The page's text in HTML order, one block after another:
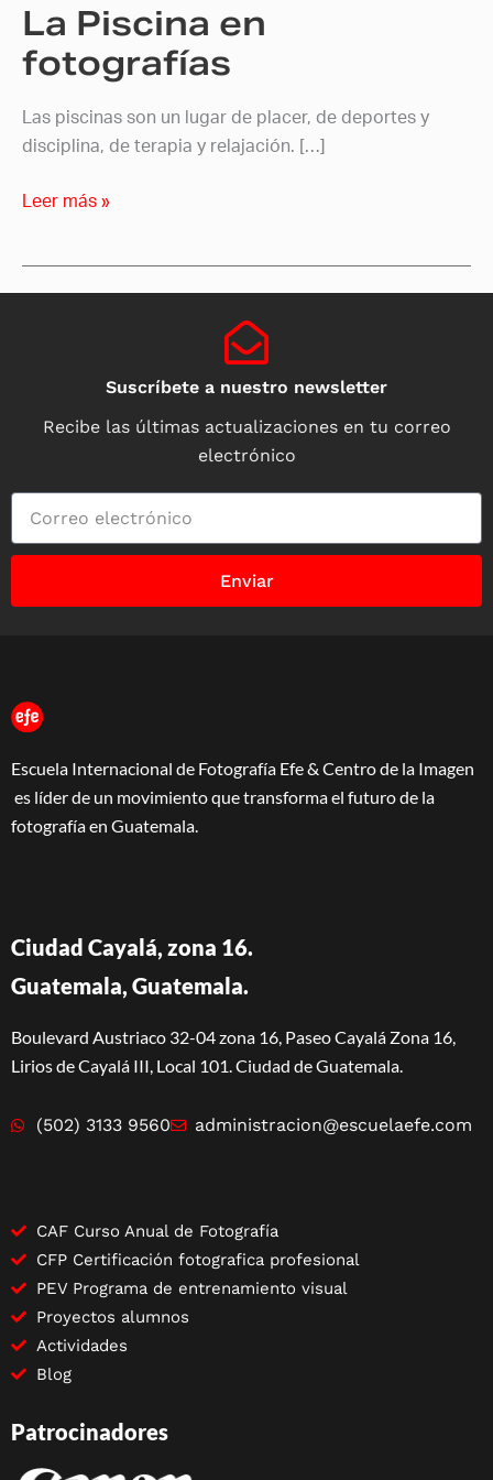
La Piscina en
fotografías
Las piscinas son un lugar de placer, de deportes y
disciplina, de terapia y relajación. […]
Leer más »
Suscríbete a nuestro newsletter
Recibe las últimas actualizaciones en tu correo
electrónico
Enviar
Escuela Internacional de Fotografía Efe & Centro de la Imagen
es líder de un movimiento que transforma el futuro de la
fotografía en Guatemala.
Ciudad Cayalá, zona 16.
Guatemala, Guatemala.
Boulevard Austriaco 32-04 zona 16, Paseo Cayalá Zona 16,
Lirios de Cayalá III, Local 101. Ciudad de Guatemala.
(502) 3133 9560 administracion@escuelaefe.com
CAF Curso Anual de Fotografía
CFP Certificación fotografica profesional
PEV Programa de entrenamiento visual
Proyectos alumnos
Actividades
Blog
Patrocinadores